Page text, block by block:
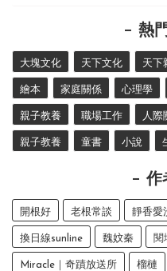
熱
大塊文化 天下文化 天下
繪本 家庭關係 心理學
親子教養 職場工作 人際
親子教養 童書 小說
作
開根好 老根常談 靜香愛
換日線sunline 魏妏秦 閱
Miracle｜奇蹟放送所 榴槤